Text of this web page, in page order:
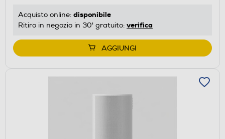
Acquisto online: disponibile
Ritiro in negozio in 30' gratuito: verifica
AGGIUNGI